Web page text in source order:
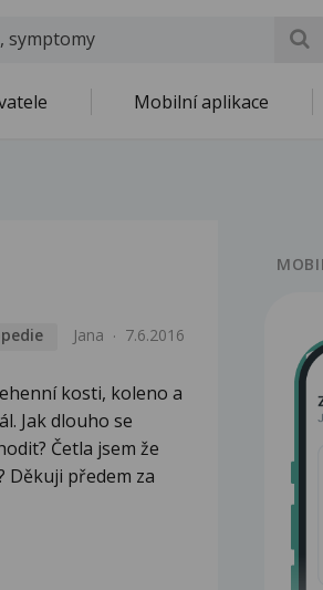
Mobilní aplikace
Jana 7.6.2016
kosti, koleno a
Jak dlouho se
Četla jsem že
Děkuji předem za